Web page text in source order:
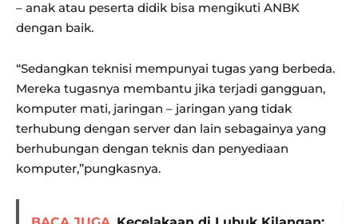
– anak atau peserta didik bisa mengikuti ANBK
dengan baik.
“Sedangkan teknisi mempunyai tugas yang berbeda.
Mereka tugasnya membantu jika terjadi gangguan,
komputer mati, jaringan – jaringan yang tidak
terhubung dengan server dan lain sebagainya yang
berhubungan dengan teknis dan penyediaan
komputer,”pungkasnya.